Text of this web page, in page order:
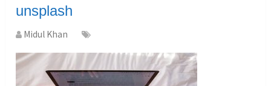
unsplash
Midul Khan